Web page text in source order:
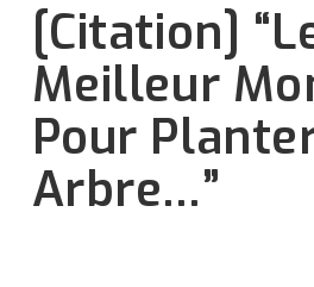
[Citation]
Meilleur
Pour
Arbre…”